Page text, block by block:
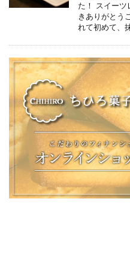
た！ スイーツ
きありがとう
れて初めて、